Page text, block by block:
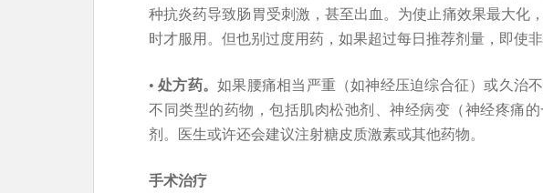
种抗炎药导致肠胃受刺激，甚至出血。为使止痛效果最大化
时才服用。但也别过度用药，如果超过每日推荐剂量，即使非
• 处方药。如果腰痛相当严重（如神经压迫综合征）或久治
不同类型的药物，包括肌肉松弛剂、神经病变（神经疼痛
剂。医生或许还会建议注射糖皮质激素或其他药物。
手术治疗